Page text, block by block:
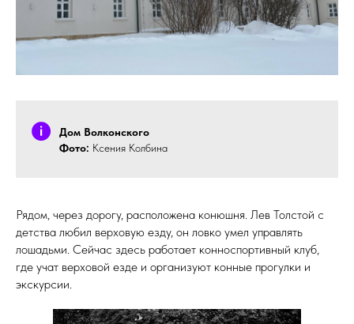
Дом Волконского
Фото: Ксения Колбина
Рядом, через дорогу, расположена конюшня. Лев Толстой с
детства любил верховую езду, он ловко умел управлять
лошадьми. Сейчас здесь работает конноспортивный клуб,
где учат верховой езде и организуют конные прогулки и
экскурсии.